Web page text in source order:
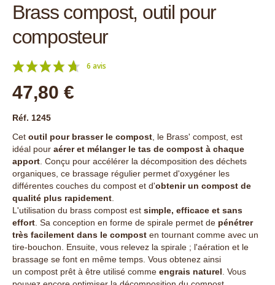
Brass compost, outil pour
composteur
6 avis
47,80 €
Réf. 1245
Cet outil pour brasser le compost , le Brass' compost, est
idéal pour aérer et mélanger le tas de compost à chaque
apport . Conçu pour accélérer la décomposition des déchets
organiques, ce brassage régulier permet d'oxygéner les
différentes couches du compost et d'obtenir un compost de
qualité plus rapidement
L'utilisation du brass compost est simple, efficace et sans
effort . Sa conception en forme de spirale permet de pénétrer
très facilement dans le compost en tournant comme avec un
tire-bouchon. Ensuite, vous relevez la spirale ; l'aération et le
brassage se font en même temps. Vous obtenez ainsi
un compost prêt à être utilisé comme engrais naturel . Vous